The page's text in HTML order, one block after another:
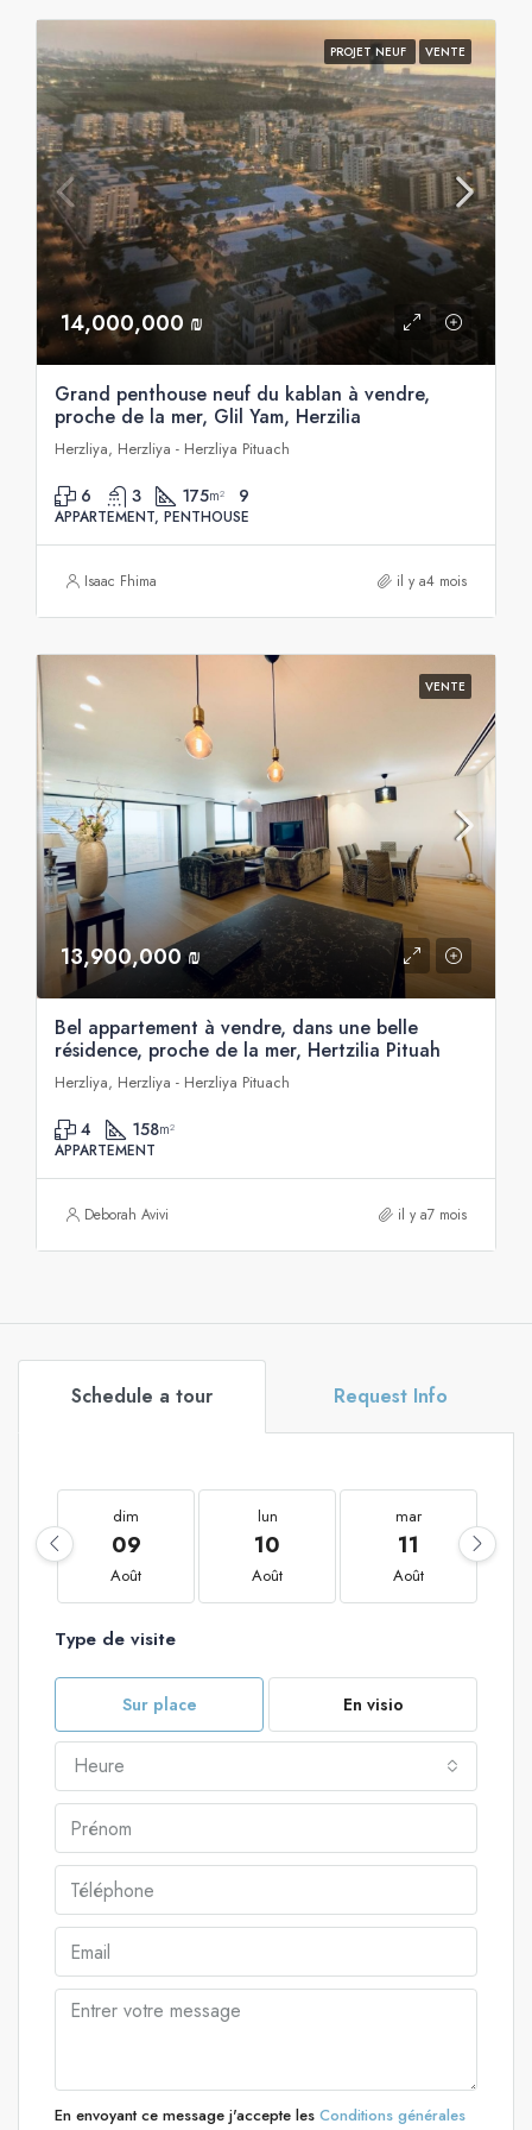
PROJET NEUF VENTE
14,000,000 ₪
Grand penthouse neuf du kablan à vendre,
proche de la mer, Glil Yam, Herzilia
Herzliya, Herzliya - Herzliya Pituach
6 3 175m² 9
APPARTEMENT, PENTHOUSE
Isaac Fhima il y a4 mois
VENTE
13,900,000 ₪
Bel appartement à vendre, dans une belle
résidence, proche de la mer, Hertzilia Pituah
Herzliya, Herzliya - Herzliya Pituach
4 158m²
APPARTEMENT
Deborah Avivi il y a7 mois
Schedule a tour Request Info
dim
09
Août
lun
10
Août
mar
11
Août
Type de visite
Sur place En visio
Heure
En envoyant ce message j'accepte les Conditions générales